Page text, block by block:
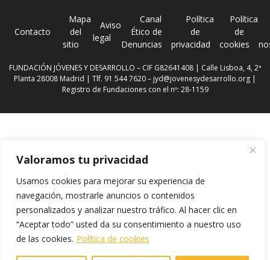
Valoramos tu privacidad
Usamos cookies para mejorar su experiencia de
navegación, mostrarle anuncios o contenidos
personalizados y analizar nuestro tráfico. Al hacer clic en
“Aceptar todo” usted da su consentimiento a nuestro uso
de las cookies. Política de cookies
Contacto
Mapa
del
sitio
Aviso
legal
Canal
Ético de
Denuncias
Política
de
privacidad
Política
de
cookies
FUNDACIÓN JÓVENES Y DESARROLLO – CIF G82641408 | Calle Lisboa, 4, 2ª
Planta 28008 Madrid | Tlf. 91 544 7620 – jyd@jovenesydesarrollo.org |
Registro de Fundaciones con el nº: 28-1159